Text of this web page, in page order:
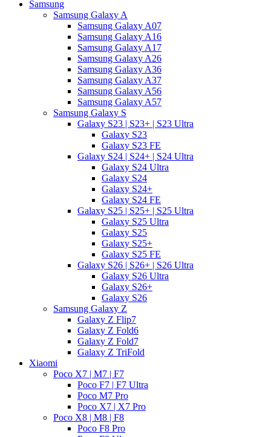
Samsung
Samsung Galaxy A
Samsung Galaxy A07
Samsung Galaxy A16
Samsung Galaxy A17
Samsung Galaxy A26
Samsung Galaxy A36
Samsung Galaxy A37
Samsung Galaxy A56
Samsung Galaxy A57
Samsung Galaxy S
Galaxy S23 | S23+ | S23 Ultra
Galaxy S23
Galaxy S23 FE
Galaxy S24 | S24+ | S24 Ultra
Galaxy S24 Ultra
Galaxy S24
Galaxy S24+
Galaxy S24 FE
Galaxy S25 | S25+ | S25 Ultra
Galaxy S25 Ultra
Galaxy S25
Galaxy S25+
Galaxy S25 FE
Galaxy S26 | S26+ | S26 Ultra
Galaxy S26 Ultra
Galaxy S26+
Galaxy S26
Samsung Galaxy Z
Galaxy Z Flip7
Galaxy Z Fold6
Galaxy Z Fold7
Galaxy Z TriFold
Xiaomi
Poco X7 | M7 | F7
Poco F7 | F7 Ultra
Poco M7 Pro
Poco X7 | X7 Pro
Poco X8 | M8 | F8
Poco F8 Pro